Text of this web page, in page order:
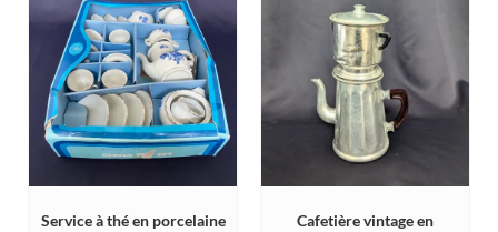
Service à thé en porcelaine
Cafetière vintage en